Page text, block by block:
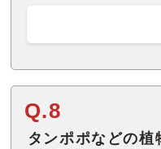
Q.8
タンポポなどの